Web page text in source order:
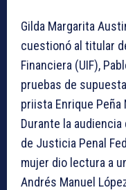
Gilda Margarita
cuestionó al titular
Financiera (UIF),
pruebas de
priista Enrique
Durante la
de Justicia Penal
mujer dio lectura a
Andrés Manuel